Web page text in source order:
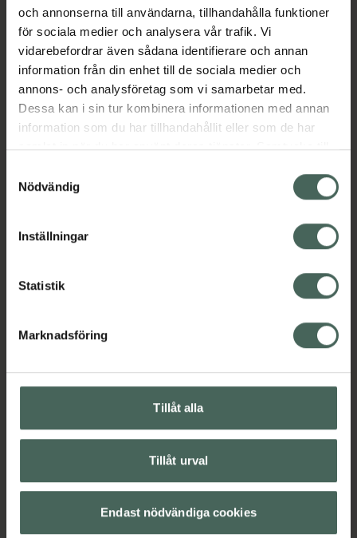
och annonserna till användarna, tillhandahålla funktioner
för sociala medier och analysera vår trafik. Vi
vidarebefordrar även sådana identifierare och annan
information från din enhet till de sociala medier och
annons- och analysföretag som vi samarbetar med.
Dessa kan i sin tur kombinera informationen med annan
information som du har tillhandahållit eller som de har
samlat in när du har använt deras tjänster. Samtycke till
återkalla ditt samtycke via webbplatsens
cookieinställningar. Ett återkallat samtycke påverkar inte
lagligheten av behandling som skett innan återkallelsen.
Nödvändig
Inställningar
Statistik
Marknadsföring
Tillåt alla
Tillåt urval
Endast nödvändiga cookies
• Ger vägledning vid symtom på diabetes
Get Tested diabetestest är ett självtest för
diabetes som kan användas hemma. Testet
mäter keton- och glukos-nivåer i din urin och
kan på så vis indikera om du har diabetes. 1st
Jämförpris 185 kr/st
Diabetes
Vårdhjälpmedel och säkerhet
Visa
Upptäck flera produkter inom
Självtester